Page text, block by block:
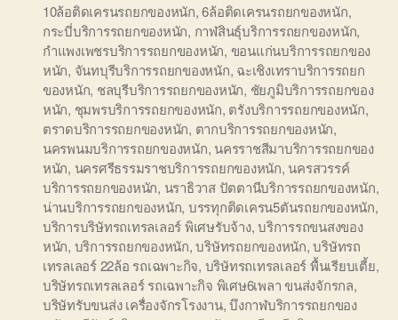
10ล้อติดเครนรถยกของหนัก,6ล้อติดเครนรถยกของหนัก,
กระบี่บริการรถยกของหนัก, กาฬสินธุ์บริการรถยกของหนัก,
กำแพงเพชรบริการรถยกของหนัก, ขอนแก่นบริการรถยกของ
หนัก, จันทบุรีบริการรถยกของหนัก, ฉะเชิงเทราบริการรถยก
ของหนัก, ชลบุรีบริการรถยกของหนัก, ชัยภูมิบริการรถยกของ
หนัก, ชุมพรบริการรถยกของหนัก, ตรังบริการรถยกของหนัก,
ตราดบริการรถยกของหนัก, ตากบริการรถยกของหนัก,
นครพนมบริการรถยกของหนัก, นครราชสีมาบริการรถยกของ
หนัก, นครศรีธรรมราชบริการรถยกของหนัก, นครสวรรค์
บริการรถยกของหนัก, นราธิวาส ปัตตานีบริการรถยกของหนัก,
น่านบริการรถยกของหนัก, บรรทุกติดเครน5ตันรถยกของหนัก,
บริการบริษัทรถเทรลเลอร์ พิเศษรับจ้าง,บริการรถขนสงของ
หนัก, บริการรถยกของหนัก,บริษัทรถยกของหนัก,บริษัทรถ
เทรลเลอร์ 22ล้อ รถเฉพาะกิจ, บริษัทรถเทรลเลอร์ พื้นเรียบเตี้ย,
บริษัทรถเทรลเลอร์ รถเฉพาะกิจ พิเศษ6เพลา ขนส่งจักรกล,
บริษัทรับขนส่ง เครื่องจักรโรงงาน,บึงกาฬบริการรถยกของ